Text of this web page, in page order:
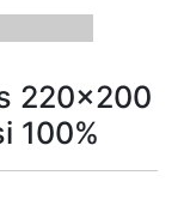
220x200
100%